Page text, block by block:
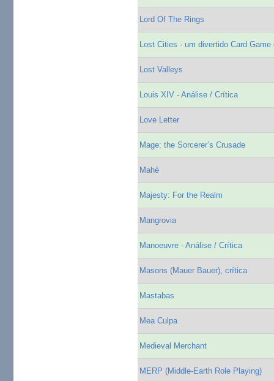
Lord Of The Rings
Lost Cities - um divertido Card
Lost Valleys
Louis XIV - Análise / Crítica
Love Letter
Mage: the Sorcerer’s Crusade
Mahé
Majesty: For the Realm
Mangrovia
Manoeuvre - Análise / Crítica
Masons (Mauer Bauer), crítica
Mastabas
Mea Culpa
Medieval Merchant
MERP (Middle-Earth Role Playing)